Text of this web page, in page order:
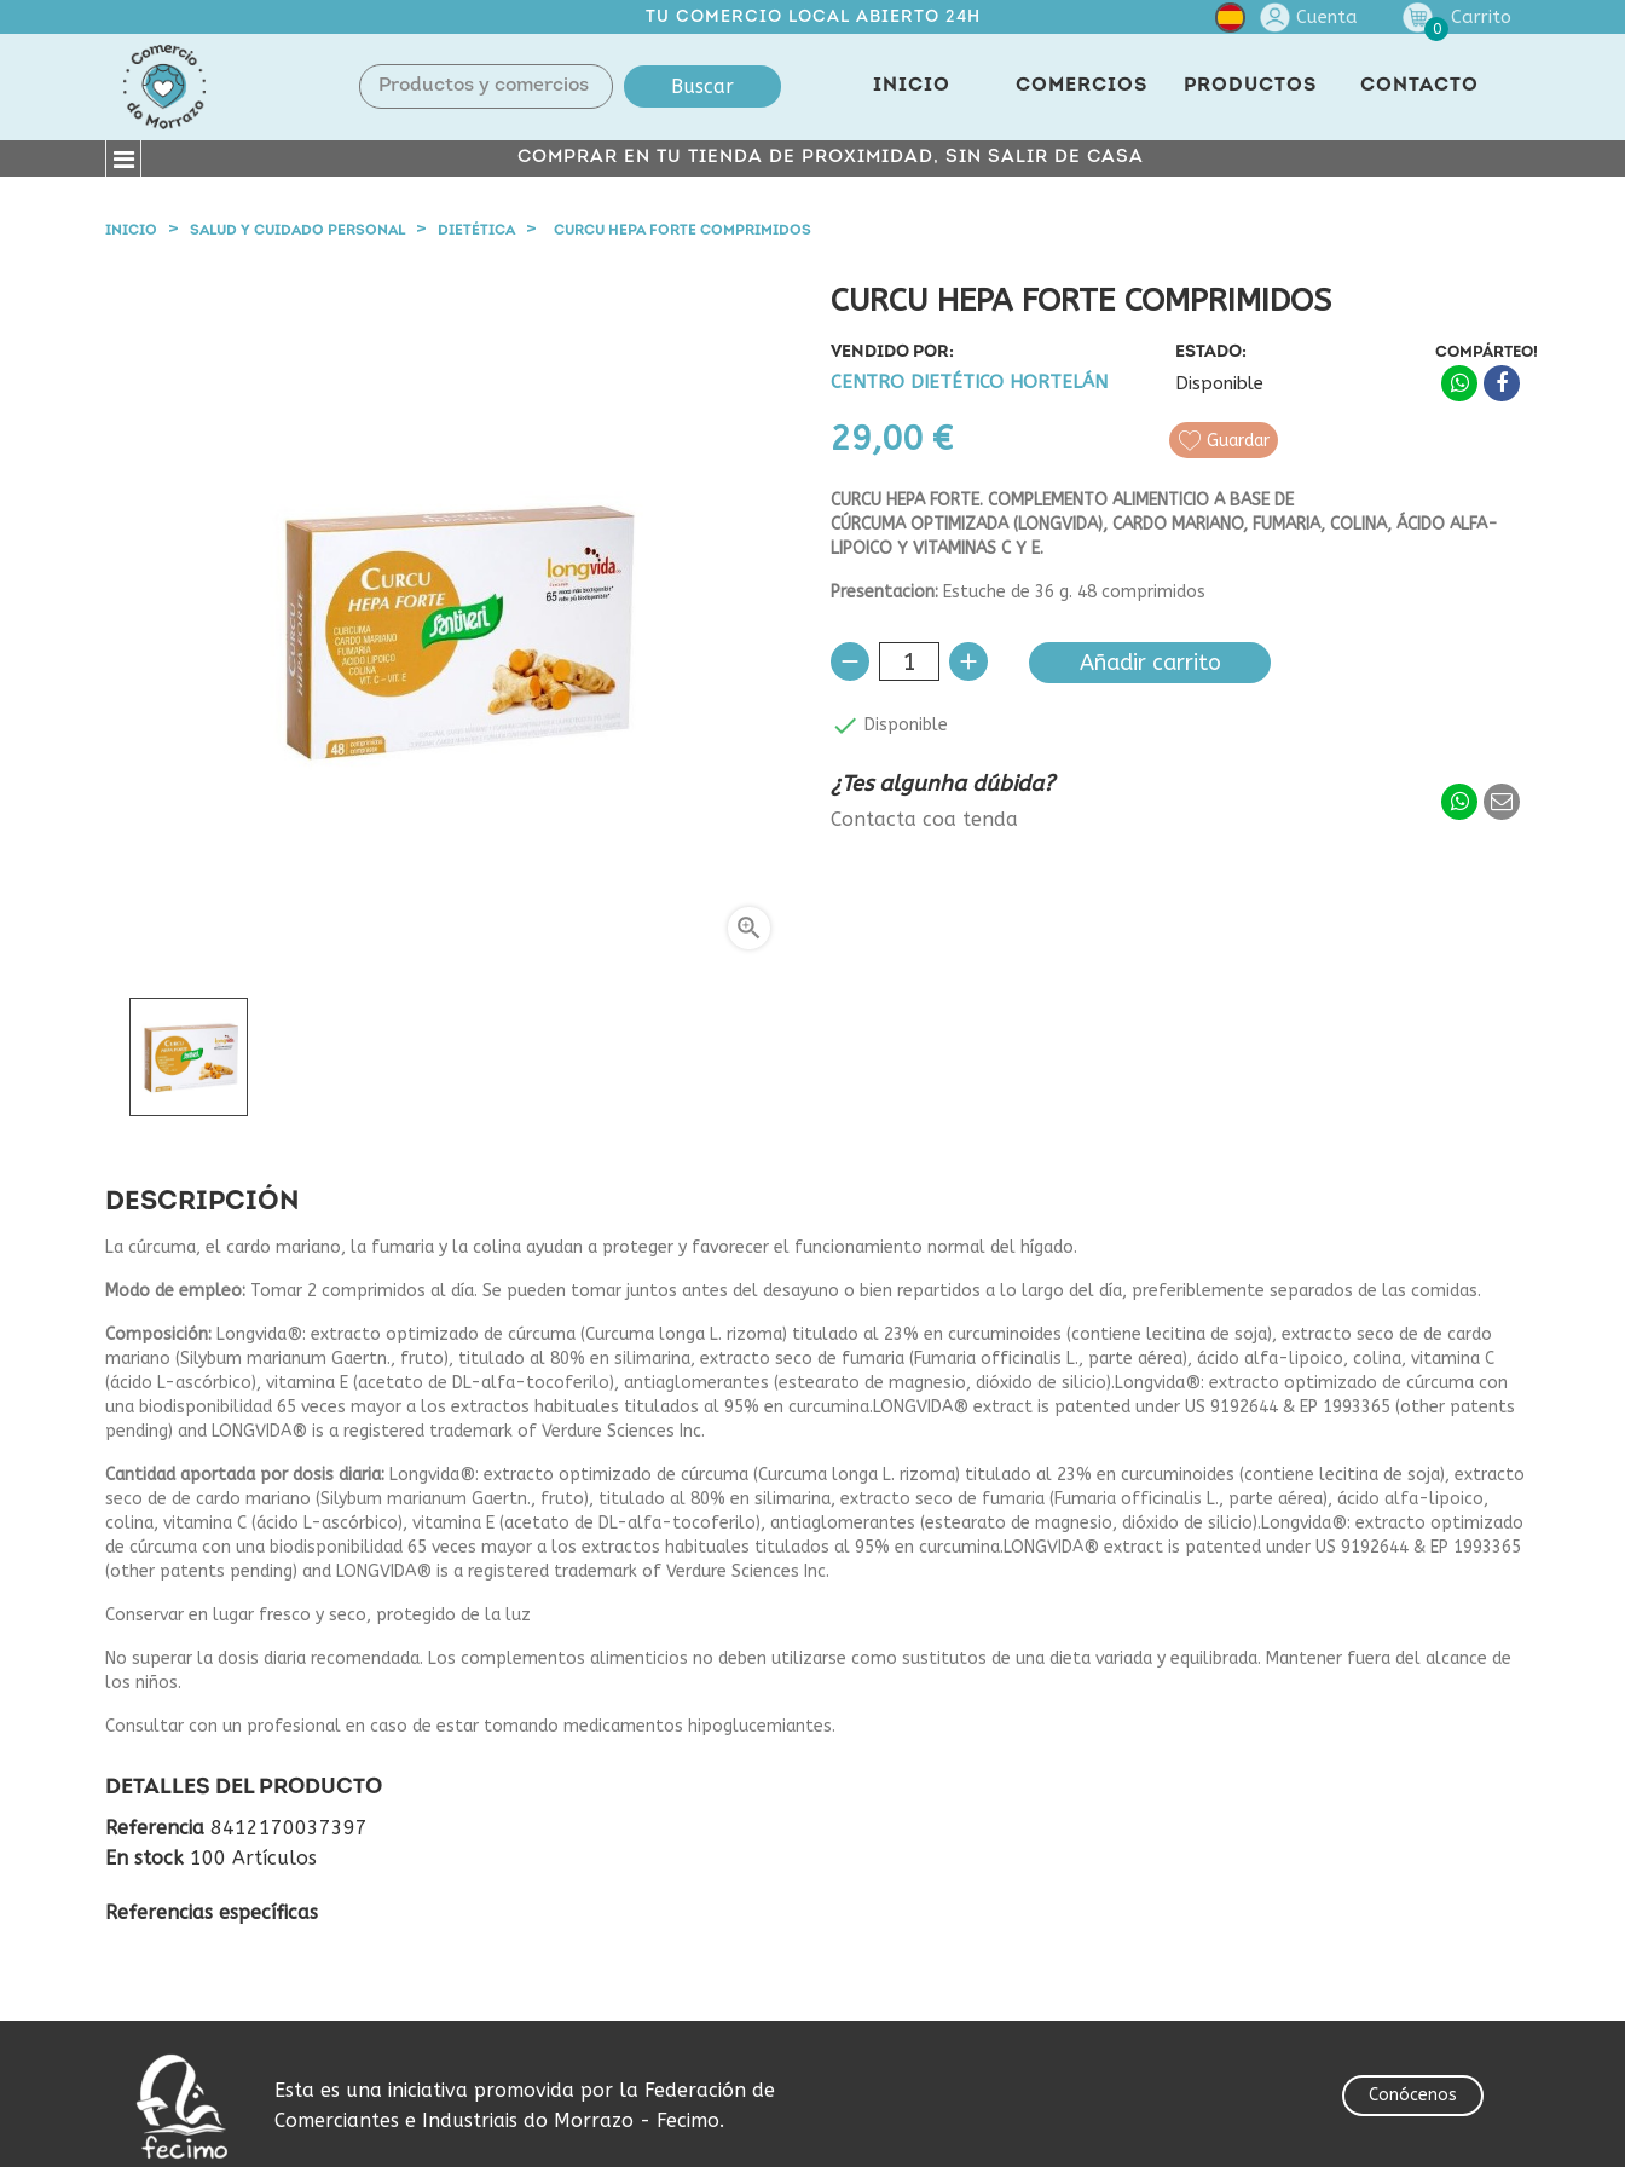
TU COMERCIO LOCAL ABIERTO 24H Cuenta
0
Carrito
Buscar INICIO COMERCIOS PRODUCTOS CONTACTO
COMPRAR EN TU TIENDA DE PROXIMIDAD, SIN SALIR DE CASA
INICIO SALUD Y CUIDADO PERSONAL DIETÉTICA CURCU HEPA FORTE COMPRIMIDOS

CURCU HEPA FORTE COMPRIMIDOS
VENDIDO POR:
CENTRO DIETÉTICO HORTELÁN
ESTADO:
Disponible
29,00 €
COMPÁRTEO!
Guardar
CURCU HEPA FORTE. COMPLEMENTO ALIMENTICIO A BASE DE
CÚRCUMA OPTIMIZADA (LONGVIDA), CARDO MARIANO, FUMARIA, COLINA, ÁCIDO ALFA-
LIPOICO Y VITAMINAS C Y E.
Presentacion: Estuche de 36 g. 48 comprimidos
Añadir carrito
 Disponible
¿Tes algunha dúbida?
Contacta coa tenda
DESCRIPCIÓN
La cúrcuma, el cardo mariano, la fumaria y la colina ayudan a proteger y favorecer el funcionamiento normal del hígado.
Modo de empleo: Tomar 2 comprimidos al día. Se pueden tomar juntos antes del desayuno o bien repartidos a lo largo del día, preferiblemente separados de las comidas.
Composición: Longvida®: extracto optimizado de cúrcuma (Curcuma longa L. rizoma) titulado al 23% en curcuminoides (contiene lecitina de soja), extracto seco de de cardo
mariano (Silybum marianum Gaertn., fruto), titulado al 80% en silimarina, extracto seco de fumaria (Fumaria officinalis L., parte aérea), ácido alfa-lipoico, colina, vitamina C
(ácido L-ascórbico), vitamina E (acetato de DL-alfa-tocoferilo), antiaglomerantes (estearato de magnesio, dióxido de silicio).Longvida®: extracto optimizado de cúrcuma con
una biodisponibilidad 65 veces mayor a los extractos habituales titulados al 95% en curcumina.LONGVIDA® extract is patented under US 9192644 & EP 1993365 (other patents
pending) and LONGVIDA® is a registered trademark of Verdure Sciences Inc.
Cantidad aportada por dosis diaria: Longvida®: extracto optimizado de cúrcuma (Curcuma longa L. rizoma) titulado al 23% en curcuminoides (contiene lecitina de soja), extracto
seco de de cardo mariano (Silybum marianum Gaertn., fruto), titulado al 80% en silimarina, extracto seco de fumaria (Fumaria officinalis L., parte aérea), ácido alfa-lipoico,
colina, vitamina C (ácido L-ascórbico), vitamina E (acetato de DL-alfa-tocoferilo), antiaglomerantes (estearato de magnesio, dióxido de silicio).Longvida®: extracto optimizado
de cúrcuma con una biodisponibilidad 65 veces mayor a los extractos habituales titulados al 95% en curcumina.LONGVIDA® extract is patented under US 9192644 & EP 1993365
(other patents pending) and LONGVIDA® is a registered trademark of Verdure Sciences Inc.
Conservar en lugar fresco y seco, protegido de la luz
No superar la dosis diaria recomendada. Los complementos alimenticios no deben utilizarse como sustitutos de una dieta variada y equilibrada. Mantener fuera del alcance de
los niños.
Consultar con un profesional en caso de estar tomando medicamentos hipoglucemiantes.
DETALLES DEL PRODUCTO
Referencia 8412170037397
En stock 100 Artículos
Referencias específicas
Esta es una iniciativa promovida por la Federación de
Comerciantes e Industriais do Morrazo - Fecimo.
Conócenos